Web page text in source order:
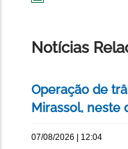
Notícias
Operação de
Mirassol, neste
07/08/2026 | 12:04